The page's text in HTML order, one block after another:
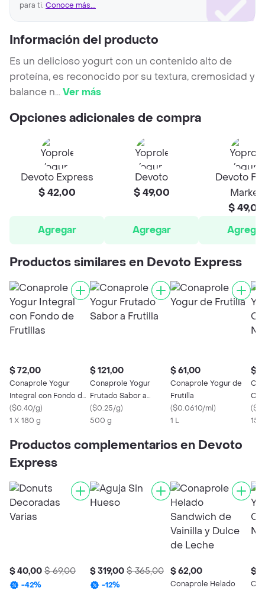
para ti. Conoce más...
Información del producto
Es un delicioso yogurt con un contenido alto de
proteína, es reconocido por su textura, cremosidad y
balance n...Ver más
Opciones adicionales de compra
Devoto Express
$ 42,00
Agregar
Devoto
$ 49,00
Agregar
Devoto
Market
$ 49,00
Agregar
Productos similares en Devoto Express
$ 72,00
Conaprole Yogur
Integral con Fondo de
Frutillas
($0.40/g)
1 X 180 g
$ 121,00
Conaprole Yogur
Frutado Sabor a
Frutilla
($0.25/g)
500 g
$ 61,00
Conaprole Yogur de
Frutilla
($0.0610/ml)
1 L
$
(
Productos complementarios en Devoto
Express
$ 40,00 $ 69,00
-42%
$ 319,00 $ 365,00
-12%
$ 62,00
Conaprole Helado
$